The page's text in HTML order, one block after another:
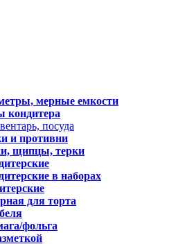
мерные емкости
кондитера
посуда
и противни
щипцы, терки
в наборах
для торта
фольга